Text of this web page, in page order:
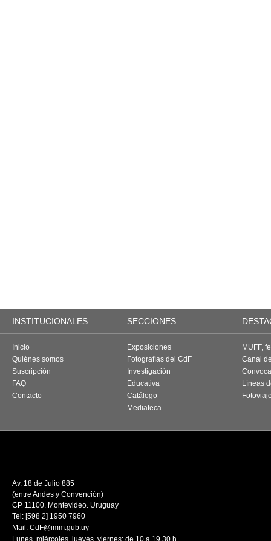
INSTITUCIONALES SECCIONES
Inicio
Quiénes somos
Suscripción
FAQ
Contacto
Exposiciones
Fotografías del CdF
Investigación
Educativa
Catálogo
Mediateca
MUFF,
Canal
Líneas
Av. 18 de Julio 885
(entre Andes y Convención)
CP 11100. Montevideo. Uruguay
Tel: [598 2] 1950 7960
Mail: CdF@imm.gub.uy
Lunes, miércoles, jueves, viernes: de 10 a 19.30 h.